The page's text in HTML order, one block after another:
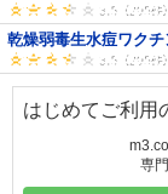
乾燥弱毒生水痘ワクチ
はじめてご利用
専